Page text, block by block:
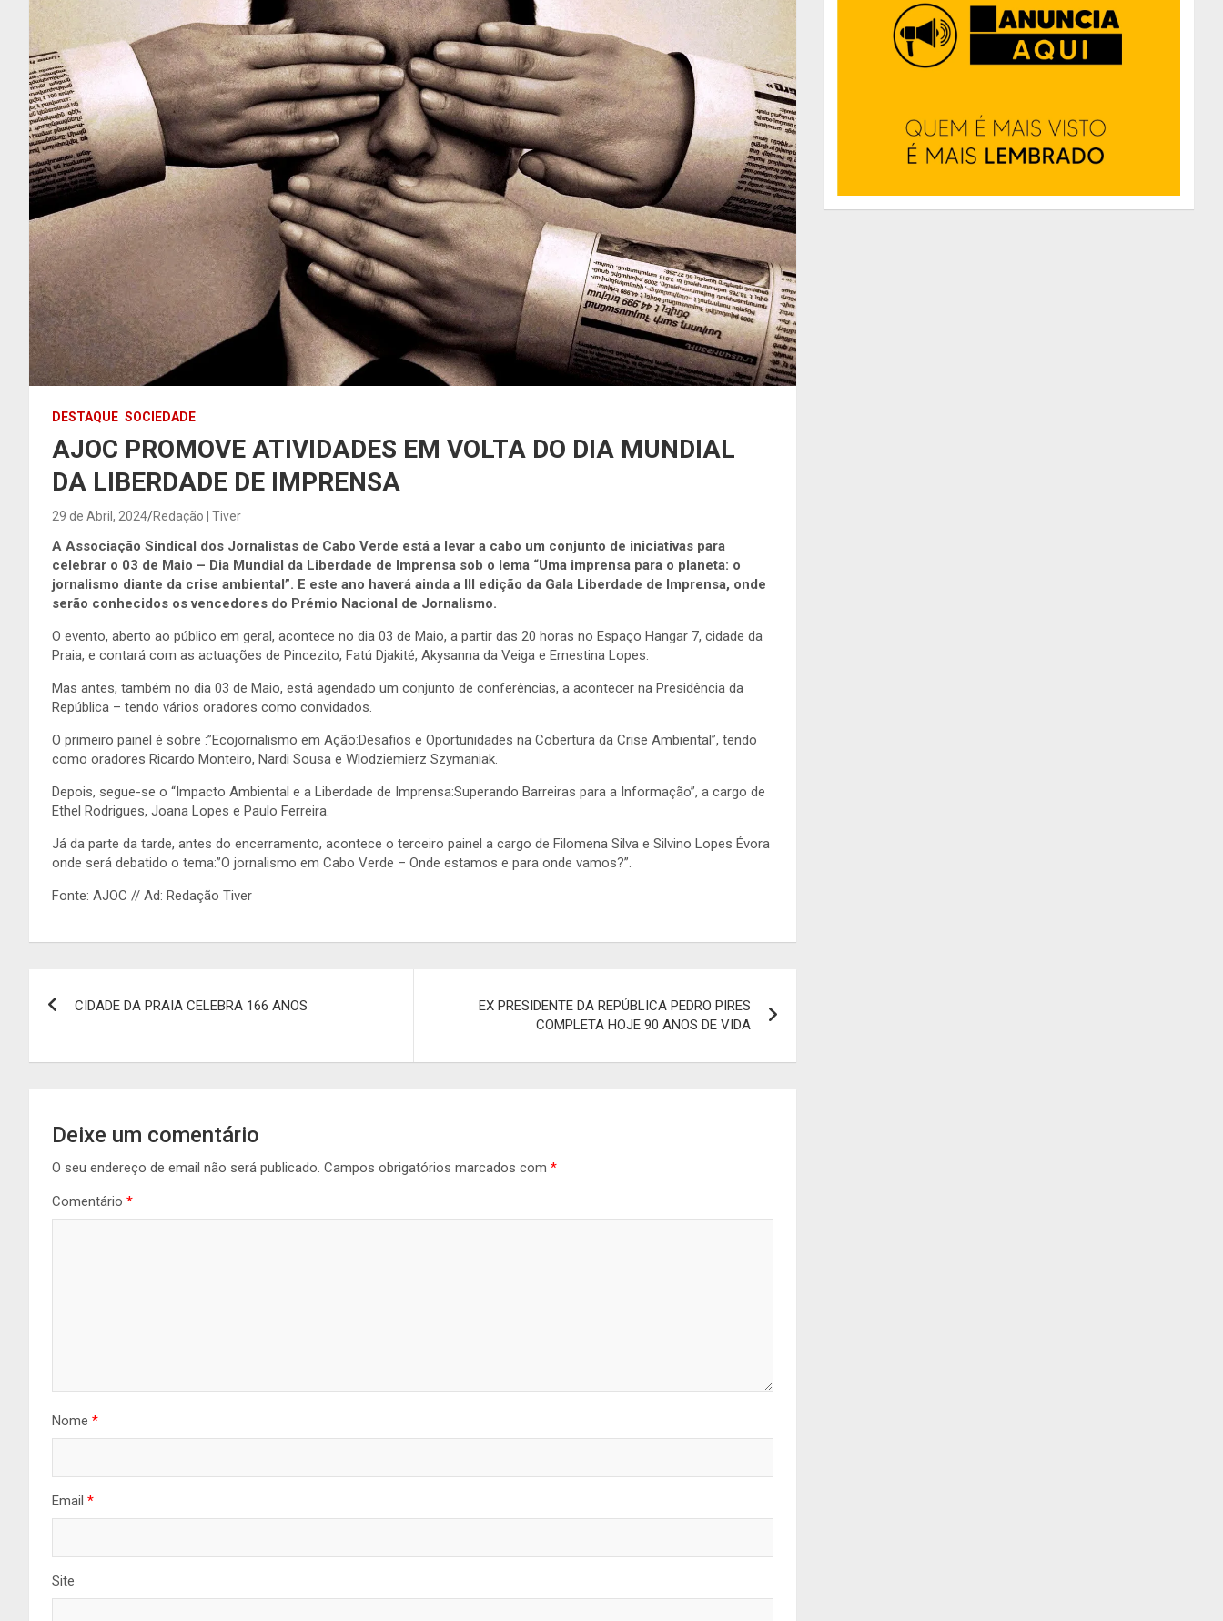
DESTAQUE SOCIEDADE
AJOC PROMOVE ATIVIDADES EM VOLTA DO DIA MUNDIAL
DA LIBERDADE DE IMPRENSA
29 de Abril, 2024 Redação | Tiver
A Associação Sindical dos Jornalistas de Cabo Verde está a levar a cabo um conjunto de iniciativas para
celebrar o 03 de Maio – Dia Mundial da Liberdade de Imprensa sob o lema “Uma imprensa para o planeta: o
jornalismo diante da crise ambiental”. E este ano haverá ainda a III edição da Gala Liberdade de Imprensa, onde
serão conhecidos os vencedores do Prémio Nacional de Jornalismo.
O evento, aberto ao público em geral, acontece no dia 03 de Maio, a partir das 20 horas no Espaço Hangar 7, cidade da
Praia, e contará com as actuações de Pincezito, Fatú Djakité, Akysanna da Veiga e Ernestina Lopes.
Mas antes, também no dia 03 de Maio, está agendado um conjunto de conferências, a acontecer na Presidência da
República – tendo vários oradores como convidados.
O primeiro painel é sobre :”Ecojornalismo em Ação:Desafios e Oportunidades na Cobertura da Crise Ambiental”, tendo
como oradores Ricardo Monteiro, Nardi Sousa e Wlodziemierz Szymaniak.
Depois, segue-se o “Impacto Ambiental e a Liberdade de Imprensa:Superando Barreiras para a Informação”, a cargo de
Ethel Rodrigues, Joana Lopes e Paulo Ferreira.
Já da parte da tarde, antes do encerramento, acontece o terceiro painel a cargo de Filomena Silva e Silvino Lopes Évora
onde será debatido o tema:”O jornalismo em Cabo Verde – Onde estamos e para onde vamos?”.
Fonte: AJOC // Ad: Redação Tiver
artigos
CIDADE DA PRAIA CELEBRA 166 ANOS
EX PRESIDENTE DA REPÚBLICA PEDRO PIRES
COMPLETA HOJE 90 ANOS DE VIDA
Deixe um comentário
O seu endereço de email não será publicado. Campos obrigatórios marcados com *
Comentário *
Nome *
Email *
Site